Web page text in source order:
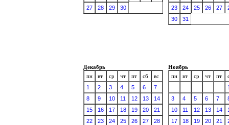
27
28 29 30
23
24 25 26 27
30
31
Декабрь
пн
вт ср чт пт сб
вс
1
2 3 4 5 6
7
8
9 10 11 12 13
14
15
16 17 18 19 20
21
22
23 24 25 26 27
28
Ноябрь
пн
вт ср чт пт
3
4 5 6 7
10
11 12 13 14
17
18 19 20 21